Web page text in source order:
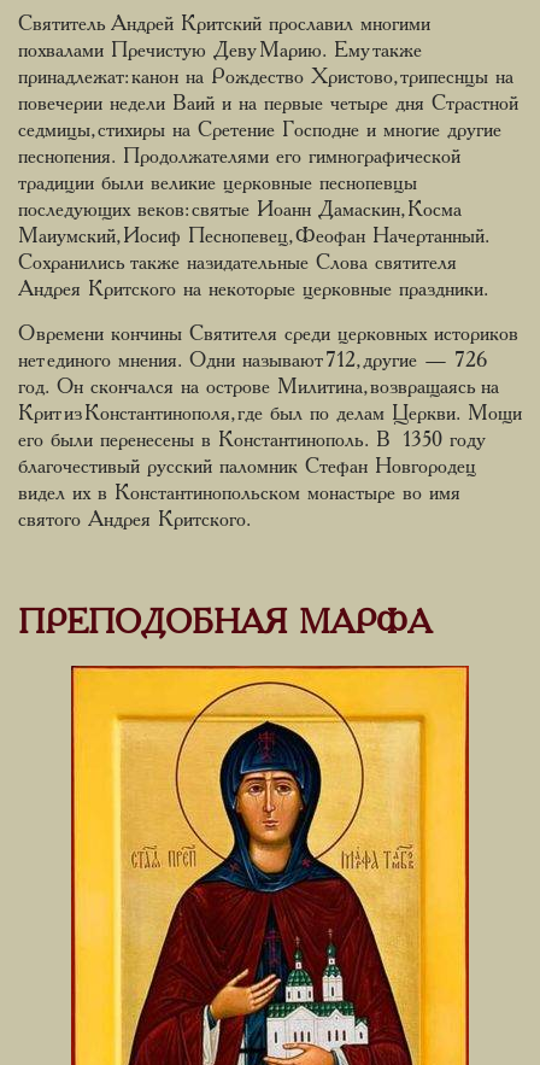
Святитель Андрей Критский прославил многими
похвалами Пречистую Деву Марию. Ему также
принадлежат: канон на Рождество Христово, трипеснцы на
повечерии недели Ваий и на первые четыре дня Страстной
седмицы, стихиры на Сретение Господне и многие другие
песнопения. Продолжателями его гимнографической
традиции были великие церковные песнопевцы
последующих веков: святые Иоанн Дамаскин, Косма
Маиумский, Иосиф Песнопевец, Феофан Начертанный.
Сохранились также назидательные Слова святителя
Андрея Критского на некоторые церковные праздники.
О времени кончины Святителя среди церковных историков
нет единого мнения. Одни называют 712, другие — 726
год. Он скончался на острове Милитина, возвращаясь на
Крит из Константинополя, где был по делам Церкви. Мощи
его были перенесены в Константинополь. В 1350 году
благочестивый русский паломник Стефан Новгородец
видел их в Константинопольском монастыре во имя
святого Андрея Критского.
ПРЕПОДОБНАЯ МАРФА